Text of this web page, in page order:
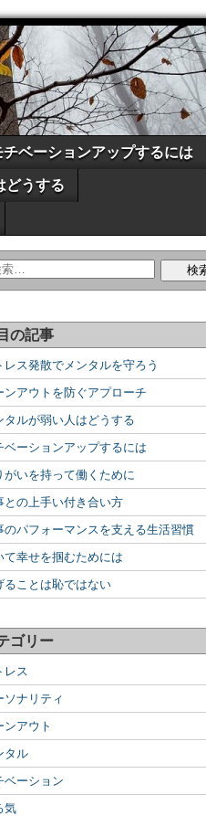
チベーションアップするには
どうする
の記事
レス発散でメンタルを守ろう
ンアウトを防ぐアプローチ
タルが弱い人はどうする
ベーションアップするには
がいを持って働くために
との上手い付き合い方
のパフォーマンスを支える生活習慣
て幸せを掴むためには
ることは恥ではない
ゴリー
レス
ソナリティ
ンアウト
タル
ベーション
気